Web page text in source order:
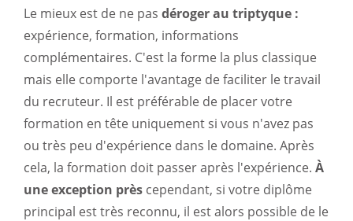
Le mieux est de ne pas déroger au triptyque :
expérience, formation, informations
complémentaires. C'est la forme la plus classique
mais elle comporte l'avantage de faciliter le travail
du recruteur. Il est préférable de placer votre
formation en tête uniquement si vous n'avez pas
ou très peu d'expérience dans le domaine. Après
cela, la formation doit passer après l'expérience. À
une exception près cependant, si votre diplôme
principal est très reconnu, il est alors possible de le